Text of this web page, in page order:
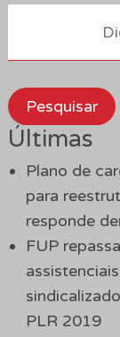
Pesquisar
Últimas
Plano de
para
responde
FUP
PLR 2019